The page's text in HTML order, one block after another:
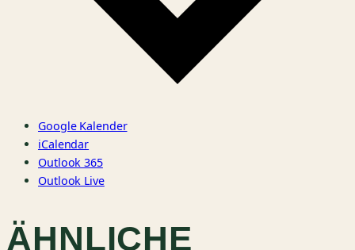
Google Kalender
iCalendar
Outlook 365
Outlook Live
ÄHNLICHE